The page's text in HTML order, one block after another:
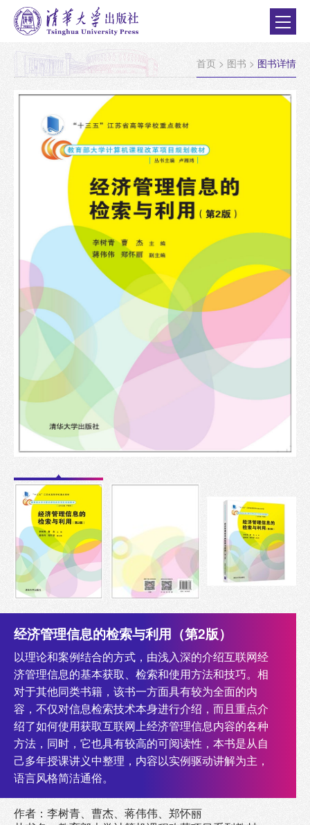
首页 > 图书 > 图书详情
经济管理信息的检索与利用（第2版）
以理论和案例结合的方式，由浅入深的介绍互联网经
济管理信息的基本获取、检索和使用方法和技巧。相
对于其他同类书籍，该书一方面具有较为全面的内
容，不仅对信息检索技术本身进行介绍，而且重点介
绍了如何使用获取互联网上经济管理信息内容的各种
方法，同时，它也具有较高的可阅读性，本书是从自
己多年授课讲义中整理，内容以实例驱动讲解为主，
语言风格简洁通俗。
作者：李树青、曹杰、蒋伟伟、郑怀丽